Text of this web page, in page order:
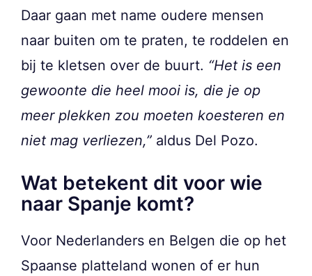
Daar gaan met name oudere mensen
naar buiten om te praten, te roddelen en
bij te kletsen over de buurt. “Het is een
gewoonte die heel mooi is, die je op
meer plekken zou moeten koesteren en
niet mag verliezen,” aldus Del Pozo.
Wat betekent dit voor wie
naar Spanje komt?
Voor Nederlanders en Belgen die op het
Spaanse platteland wonen of er hun